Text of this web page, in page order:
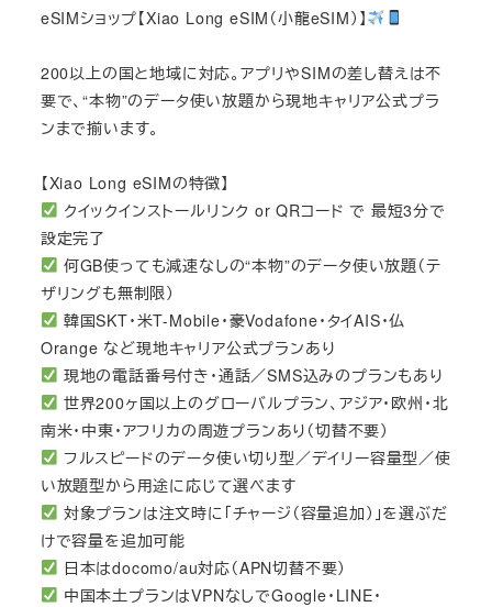
eSIMショップ【Xiao Long eSIM（小龍eSIM）】
200以上の国と地域に対応。アプリやSIMの差し替えは不
要で、“本物”のデータ使い放題から現地キャリア公式プラ
ンまで揃います。
【Xiao Long eSIMの特徴】
クイックインストールリンク or QRコード で 最短3分で
設定完了
何GB使っても減速なしの“本物”のデータ使い放題（テ
ザリングも無制限）
韓国SKT・米T-Mobile・豪Vodafone・タイAIS・仏
Orange など現地キャリア公式プランあり
現地の電話番号付き・通話／SMS込みのプランもあり
世界200ヶ国以上のグローバルプラン、アジア・欧州・北
南米・中東・アフリカの周遊プランあり（切替不要）
フルスピードのデータ使い切り型／デイリー容量型／使
い放題型から用途に応じて選べます
対象プランは注文時に「チャージ（容量追加）」を選ぶだ
けで容量を追加可能
日本はdocomo/au対応（APN切替不要）
中国本土プランはVPNなしでGoogle・LINE・